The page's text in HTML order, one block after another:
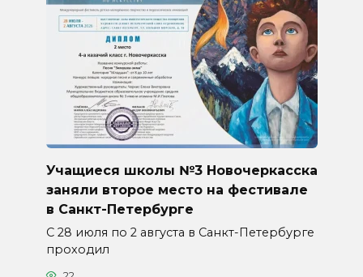
Учащиеся школы №3 Новочеркасска
заняли второе место на фестивале
в Санкт-Петербурге
С 28 июля по 2 августа в Санкт-Петербурге
проходил